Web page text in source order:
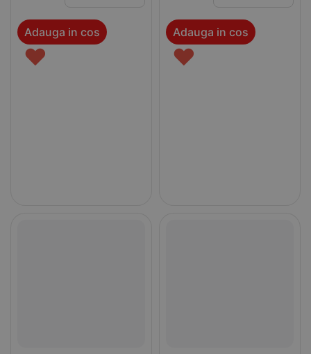
Adauga in cos
♥
Adauga in cos
♥